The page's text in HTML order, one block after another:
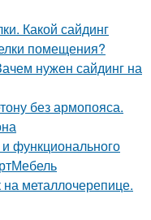
Какой сайдинг
помещения?
нужен сайдинг на
без армопояса.
функционального
на металлочерепице.